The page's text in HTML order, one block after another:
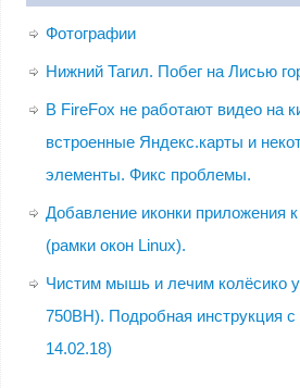
Фотографии
Нижний Тагил. Побег на Лисью
В FireFox не работают видео на
встроенные Яндекс.карты и
элементы. Фикс проблемы.
Добавление иконки приложения
(рамки окон Linux).
Чистим мышь и лечим колёсико
750BH). Подробная инструкция с
14.02.18)